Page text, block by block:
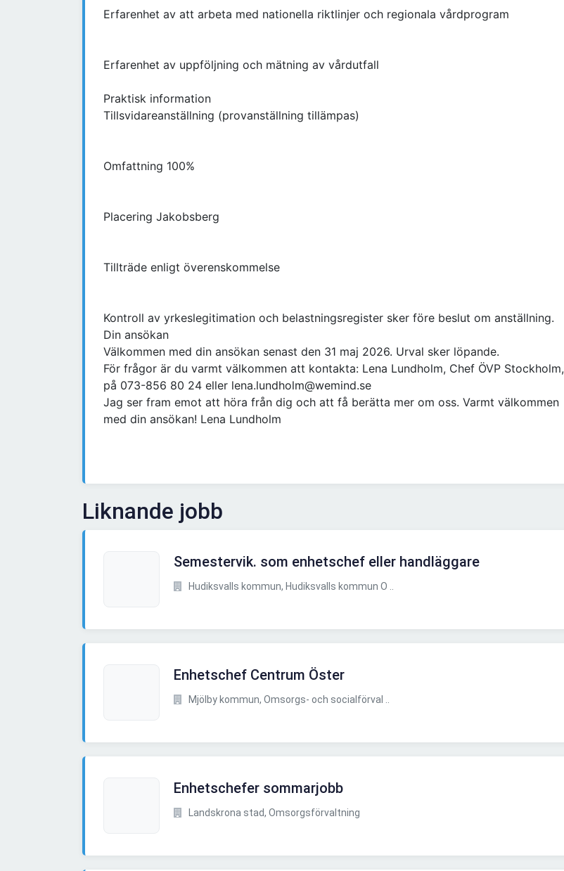
Erfarenhet av att arbeta med nationella riktlinjer och regionala vårdprogram
Erfarenhet av uppföljning och mätning av vårdutfall
Praktisk information
Tillsvidareanställning (provanställning tillämpas)
Omfattning 100%
Placering Jakobsberg
Tillträde enligt överenskommelse
Kontroll av yrkeslegitimation och belastningsregister sker före beslut om anställning.
Din ansökan
Välkommen med din ansökan senast den 31 maj 2026. Urval sker löpande.
För frågor är du varmt välkommen att kontakta: Lena Lundholm, Chef ÖVP Stockholm,
på 073-856 80 24 eller lena.lundholm@wemind.se
Jag ser fram emot att höra från dig och att få berätta mer om oss. Varmt välkommen
med din ansökan! Lena Lundholm
Liknande jobb
Semestervik. som enhetschef eller handläggare
Hudiksvalls kommun, Hudiksvalls kommun O ..
Enhetschef Centrum Öster
Mjölby kommun, Omsorgs- och socialförval ..
Enhetschefer sommarjobb
Landskrona stad, Omsorgsförvaltning